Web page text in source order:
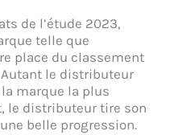
de l’étude 2023,
telle que
place du classement
Autant le distributeur
marque la plus
le distributeur tire son
belle progression.